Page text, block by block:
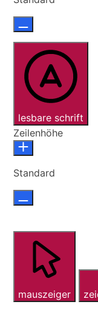
lesbare schrift
Zeilenhöhe
Standard
mauszeiger